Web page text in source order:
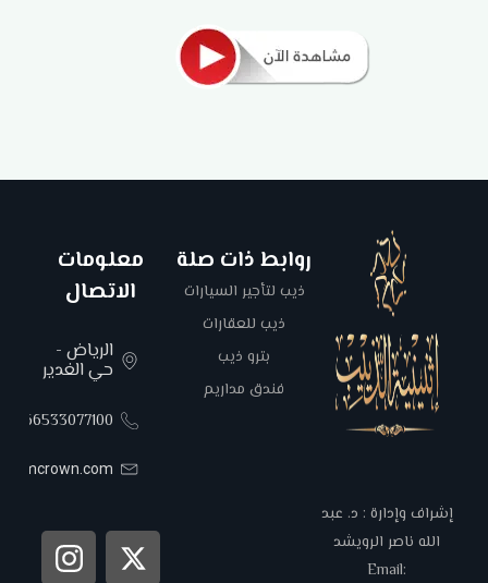
إشراف وإدارة : د. عبد
الله ناصر الرويشد
Email:
روابط ذات صلة
ذيب لتأجير السيارات
ذيب للعقارات
بترو ذيب
فندق مداريم
معلومات
الاتصال
الرياض -
حي الغدير